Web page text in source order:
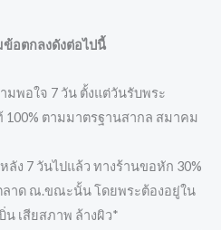
อตกลงดังต่อไปนี้
พอใจ 7 วัน ตั้งแต่วันรับพระ
ตามมาตรฐานสากล สมาคม
ง 7 วันไปแล้ว ทางร้านขอหัก 30%
าด ณ.ขณะนั้น โดยพระต้องอยู่ใน
เสียสภาพ ล้างผิว*